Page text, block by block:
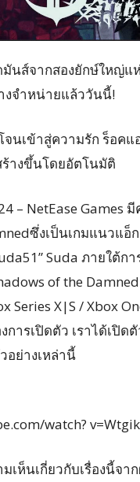
ส์จากสองยักษ์ใหญ่แ
งจำหน่ายแล้ววันนี้!
จนเข้าสู่ความรัก ร็อค
างขึ้นโดยอัตโนมัติ
– NetEase
ซึ่งเป็นเกมแนวแ
Suda ภายใต้
of the
Series X|S / Xbox
การเปิดตัว เราได้เปิ
อย่างเหล่านี้
watch?
เห็นเกี่ยวกับเรื่องนี้จา